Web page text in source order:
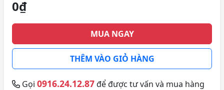
0₫
MUA NGAY
THÊM VÀO GIỎ HÀNG
Gọi 0916.24.12.87để được tư vấn và mua hàng